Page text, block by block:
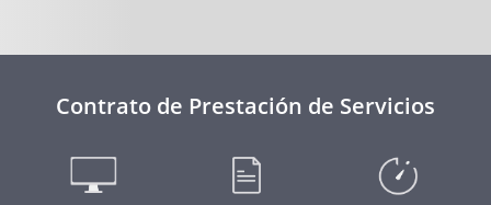
Contrato de Prestación de Servicios